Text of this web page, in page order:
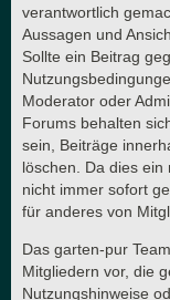
verantwortlich
Aussagen und
Sollte ein Beitrag
Moderator oder
Forums behalten
sein, Beiträge
löschen. Da dies ein
nicht immer sofort
für anderes von
Das garten-pur
Mitgliedern vor, die
Nutzungshinweise